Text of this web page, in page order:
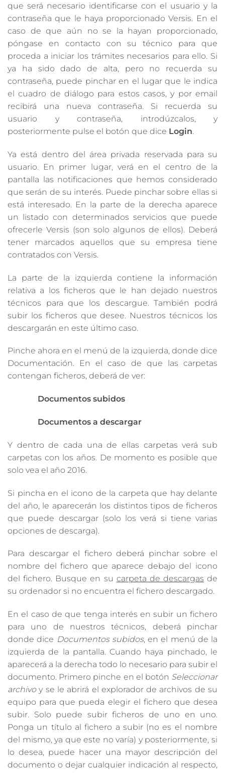
que será necesario identificarse con el usuario y la
contraseña que le haya proporcionado Versis. En el
caso de que aún no se la hayan proporcionado,
póngase en contacto con su técnico para que
proceda a iniciar los trámites necesarios para ello. Si
ya ha sido dado de alta, pero no recuerda su
contraseña, puede pinchar en el lugar que le indica
el cuadro de diálogo para estos casos, y por email
recibirá una nueva contraseña. Si recuerda su
usuario y contraseña, introdúzcalos, y
posteriormente pulse el botón que dice Login.
Ya está dentro del área privada reservada para su
usuario. En primer lugar, verá en el centro de la
pantalla las notificaciones que hemos considerado
que serán de su interés. Puede pinchar sobre ellas si
está interesado. En la parte de la derecha aparece
un listado con determinados servicios que puede
ofrecerle Versis (son solo algunos de ellos). Deberá
tener marcados aquellos que su empresa tiene
contratados con Versis.
La parte de la izquierda contiene la información
relativa a los ficheros que le han dejado nuestros
técnicos para que los descargue. También podrá
subir los ficheros que desee. Nuestros técnicos los
descargarán en este último caso.
Pinche ahora en el menú de la izquierda, donde dice
Documentación. En el caso de que las carpetas
contengan ficheros, deberá de ver:
Documentos subidos
Documentos a descargar
Y dentro de cada una de ellas carpetas verá sub
carpetas con los años. De momento es posible que
solo vea el año 2016.
Si pincha en el icono de la carpeta que hay delante
del año, le aparecerán los distintos tipos de ficheros
que puede descargar (solo los verá si tiene varias
opciones de descarga).
Para descargar el fichero deberá pinchar sobre el
nombre del fichero que aparece debajo del icono
del fichero. Busque en su carpeta de descargas de
su ordenador si no encuentra el fichero descargado.
En el caso de que tenga interés en subir un fichero
para uno de nuestros técnicos, deberá pinchar
donde dice Documentos subidos, en el menú de la
izquierda de la pantalla. Cuando haya pinchado, le
aparecerá a la derecha todo lo necesario para subir el
documento. Primero pinche en el botón Seleccionar
archivoy se le abrirá el explorador de archivos de su
equipo para que pueda elegir el fichero que desea
subir. Solo puede subir ficheros de uno en uno.
Ponga un título al fichero a subir (no es el nombre
del mismo, ya que este no varía) y posteriormente, si
lo desea, puede hacer una mayor descripción del
documento o dejar cualquier indicación al respecto,